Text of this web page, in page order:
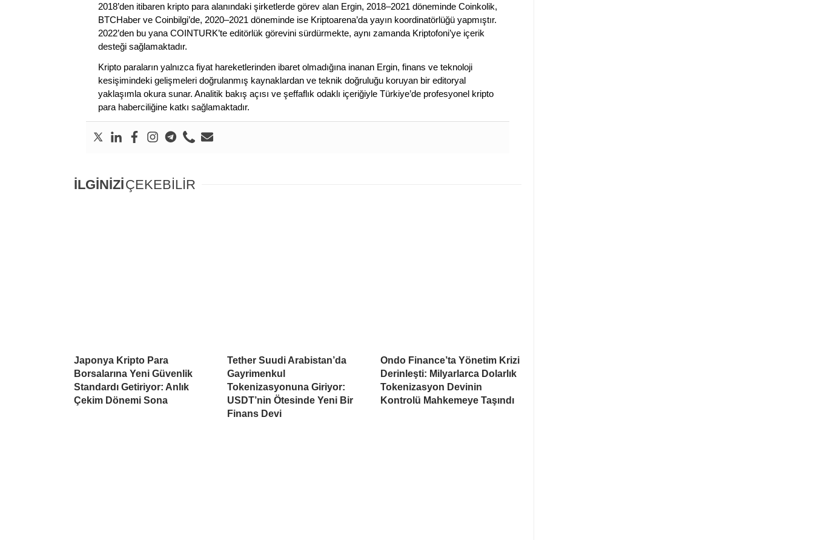
2018’den itibaren kripto para alanındaki şirketlerde görev alan Ergin, 2018–2021 döneminde Coinkolik,
BTCHaber ve Coinbilgi’de, 2020–2021 döneminde ise Kriptoarena’da yayın koordinatörlüğü yapmıştır.
2022’den bu yana COINTURK’te editörlük görevini sürdürmekte, aynı zamanda Kriptofoni’ye içerik
desteği sağlamaktadır.
Kripto paraların yalnızca fiyat hareketlerinden ibaret olmadığına inanan Ergin, finans ve teknoloji
kesişimindeki gelişmeleri doğrulanmış kaynaklardan ve teknik doğruluğu koruyan bir editoryal
yaklaşımla okura sunar. Analitik bakış açısı ve şeffaflık odaklı içeriğiyle Türkiye’de profesyonel kripto
para haberciliğine katkı sağlamaktadır.
İLGİNİZİÇEKEBİLİR
Japonya Kripto Para
Borsalarına Yeni Güvenlik
Standardı Getiriyor: Anlık
Çekim Dönemi Sona
Tether Suudi Arabistan’da
Gayrimenkul
Tokenizasyonuna Giriyor:
USDT’nin Ötesinde Yeni Bir
Finans Devi
Ondo Finance’ta Yönetim Krizi
Derinleşti: Milyarlarca Dolarlık
Tokenizasyon Devinin
Kontrolü Mahkemeye Taşındı